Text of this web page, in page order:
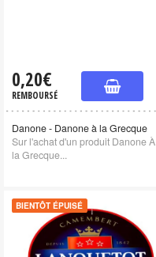
0,20€
REMBOURSÉ
Danone - Danone à la Grecque
Sur l'achat d'un produit Danone À
la Grecque...
BIENTÔT ÉPUISÉ